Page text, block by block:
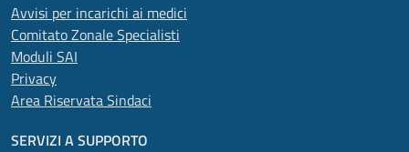
Avvisi per incarichi ai medici
Comitato Zonale Specialisti
Moduli SAI
Privacy
Area Riservata Sindaci
SERVIZI A SUPPORTO